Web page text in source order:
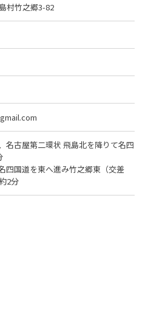
村竹之郷3-82
名古屋第二環状 飛島北を降りて名四
四国道を東へ進み竹之郷東（交差
2分